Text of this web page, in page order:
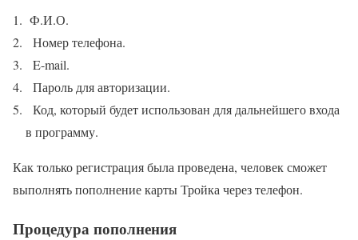
Ф.И.О.
Номер телефона.
E-mail.
Пароль для авторизации.
Код, который будет использован для дальнейшего входа
в программу.
Как только регистрация была проведена, человек сможет
выполнять пополнение карты Тройка через телефон.
Процедура пополнения